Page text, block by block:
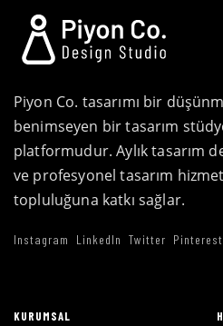
Piyon Co. tasarımı bir
benimseyen bir tasarım
platformudur. Aylık tasarım
ve profesyonel tasarım
topluluğuna katkı sağlar.
Instagram LinkedIn Twitter Pinterest
KURUMSAL